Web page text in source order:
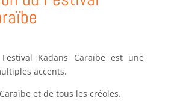
Kadans Caraïbe est une
accents.
et de tous les créoles.